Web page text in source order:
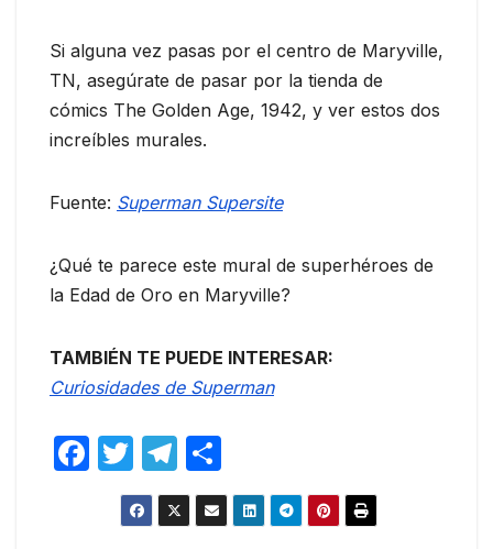
Si alguna vez pasas por el centro de Maryville,
TN, asegúrate de pasar por la tienda de
cómics The Golden Age, 1942, y ver estos dos
increíbles murales.
Fuente: Superman Supersite
¿Qué te parece este mural de superhéroes de
la Edad de Oro en Maryville?
TAMBIÉN TE PUEDE INTERESAR:
Curiosidades de Superman
F
T
w
itt
T
el
e
o
m